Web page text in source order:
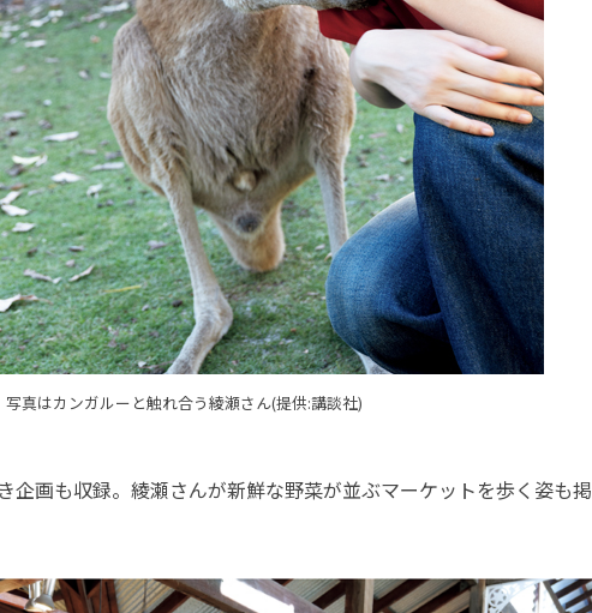
写真はカンガルーと触れ合う綾瀬さん(提供:講談社)
企画も収録。綾瀬さんが新鮮な野菜が並ぶマーケットを歩く姿も掲